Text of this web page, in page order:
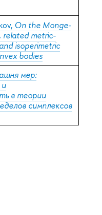
On the Monge-
related metric-
isoperimetric
bodies
мер:
в теории
симплексов